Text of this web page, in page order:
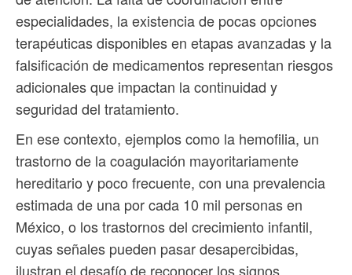
especialidades, la existencia de pocas opciones
terapéuticas disponibles en etapas avanzadas y la
falsificación de medicamentos representan riesgos
adicionales que impactan la continuidad y
seguridad del tratamiento.
En ese contexto, ejemplos como la hemofilia, un
trastorno de la coagulación mayoritariamente
hereditario y poco frecuente, con una prevalencia
estimada de una por cada 10 mil personas en
México, o los trastornos del crecimiento infantil,
cuyas señales pueden pasar desapercibidas,
ilustran el desafío de reconocer los signos